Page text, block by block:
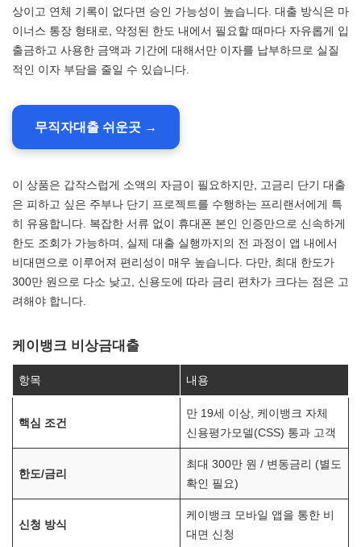
상이고 연체 기록이 없다면 승인 가능성이 높습니다. 대출 방식은 마
이너스 통장 형태로, 약정된 한도 내에서 필요할 때마다 자유롭게 입
출금하고 사용한 금액과 기간에 대해서만 이자를 납부하므로 실질
적인 이자 부담을 줄일 수 있습니다.
무직자대출 쉬운곳 →
이 상품은 갑작스럽게 소액의 자금이 필요하지만, 고금리 단기 대출
은 피하고 싶은 주부나 단기 프로젝트를 수행하는 프리랜서에게 특
히 유용합니다. 복잡한 서류 없이 휴대폰 본인 인증만으로 신속하게
한도 조회가 가능하며, 실제 대출 실행까지의 전 과정이 앱 내에서
비대면으로 이루어져 편리성이 매우 높습니다. 다만, 최대 한도가
300만 원으로 다소 낮고, 신용도에 따라 금리 편차가 크다는 점은 고
려해야 합니다.
케이뱅크 비상금대출
항목 내용
핵심 조건
만 19세 이상, 케이뱅크 자체
신용평가모델(CSS) 통과 고객
한도/금리
최대 300만 원 / 변동금리 (별도
확인 필요)
신청 방식
케이뱅크 모바일 앱을 통한 비
대면 신청